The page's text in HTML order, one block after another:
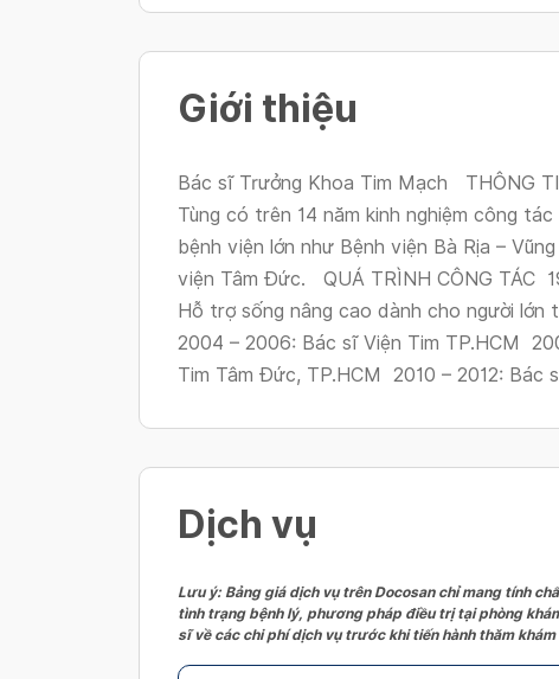
Giới thiệu
Bác sĩ Trưởng Khoa Tim Mạch THÔNG
Tùng có trên 14 năm kinh nghiệm công
bệnh viện lớn như Bệnh viện Bà Rịa –
viện Tâm Đức. QUÁ TRÌNH CÔNG TÁC
Hỗ trợ sống nâng cao dành cho người lớn
2004 – 2006: Bác sĩ Viện Tim TP.HCM
Tim Tâm Đức, TP.HCM 2010 – 2012: Bác
Dịch vụ
Lưu ý: Bảng giá dịch vụ trên Docosan chỉ mang tính
tình trạng bệnh lý, phương pháp điều trị tại phòng
sĩ về các chi phí dịch vụ trước khi tiến hành thăm khám